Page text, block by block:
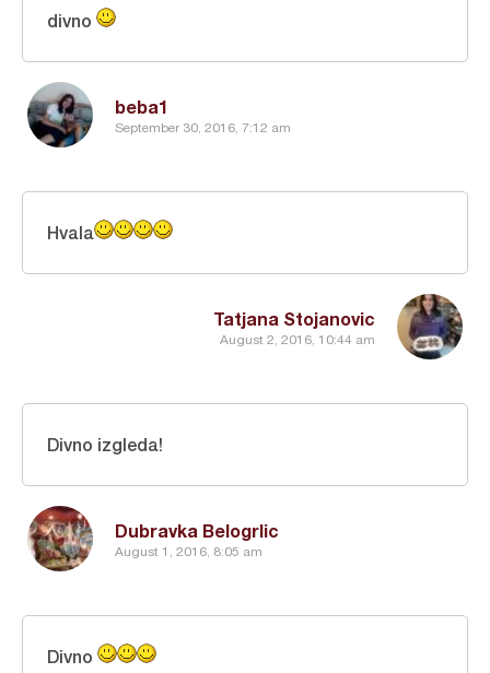
beba1
September 30, 2016, 7:12 am
divno
Tatjana Stojanovic
August 2, 2016, 10:44 am
Hvala
Dubravka Belogrlic
August 1, 2016, 8:05 am
Divno izgleda!
Divno